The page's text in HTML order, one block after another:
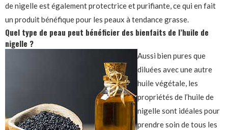
de nigelle est également protectrice et purifiante, ce qui en fait
un produit bénéfique pour les peaux à tendance grasse.
Quel type de peau peut bénéficier des bienfaits de l’huile de
nigelle ?
Aussi bien pures que
diluées avec une autre
huile végétale, les
propriétés de l’huile de
nigelle sont idéales pour
prendre soin de tous les